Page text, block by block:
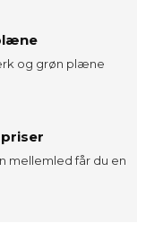
og grøn plæne
mellemled får du en